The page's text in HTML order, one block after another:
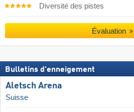
Diversité des pistes
Évaluation
Bulletins d'enneigement
Aletsch Arena
Suisse